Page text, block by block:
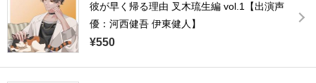
彼が早く帰る理由 叉木琉生編 vol.1【出演声
優：河西健吾 伊東健人】
¥550